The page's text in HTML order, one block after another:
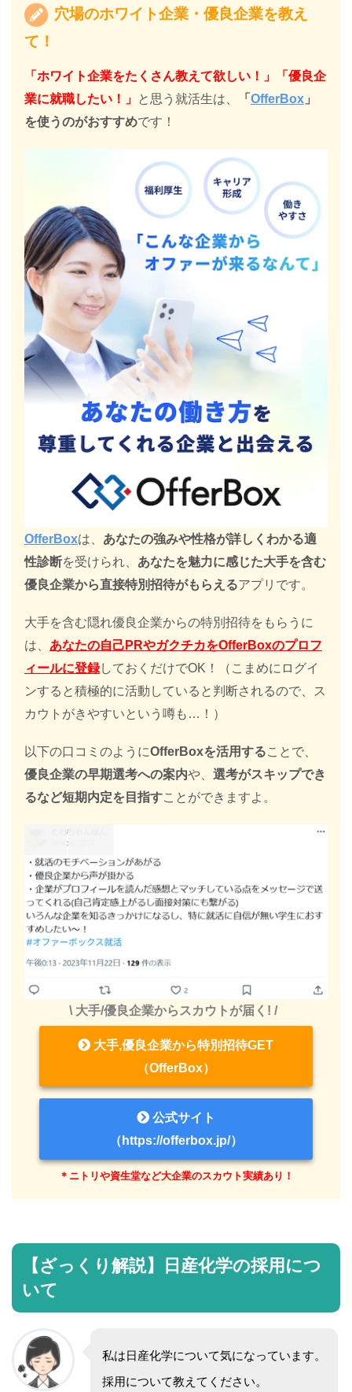
穴場のホワイト企業・優良企業を教え
て！
「ホワイト企業をたくさん教えて欲しい！」「優良企
業に就職したい！」 と思う就活生は、 「 OfferBox 」
を使うのがおすすめです！
OfferBoxは、 あなたの強みや性格が詳しくわかる適
性診断を受けられ、 あなたを魅力に感じた大手を含む
優良企業から直接特別招待がもらえるアプリです。
大手を含む隠れ優良企業からの特別招待をもらうに
は、 あなたの自己PRやガクチカをOfferBoxのプロフ
ィールに登録しておくだけでOK！（こまめにログイ
ンすると積極的に活動していると判断されるので、ス
カウトがきやすいという噂も…！）
以下の口コミのようにOfferBoxを活用することで、
優良企業の早期選考への案内や、 選考がスキップでき
るなど短期内定を目指すことができますよ。
\ 大手/優良企業からスカウトが届く! /
大手,優良企業から特別招待GET
（OfferBox）
公式サイト
（https://offerbox.jp/）
＊ニトリや資生堂など大企業のスカウト実績あり！
【ざっくり解説】日産化学の採用につ
いて
私は日産化学について気になっています。
採用について教えてください。